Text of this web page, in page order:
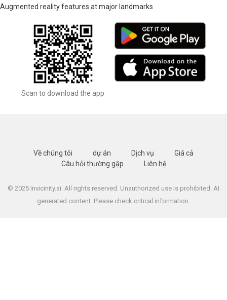
Augmented reality features at major landmarks
Scan to download the app
Về chúng tôi dự án Dịch vụ
Giá cả
Câu hỏi thường gặp
Liên hệ
© 2025 Invicinity.ai. All rights reserved. Unauthorized use is prohibited. AI
generated content. Please check critical information.